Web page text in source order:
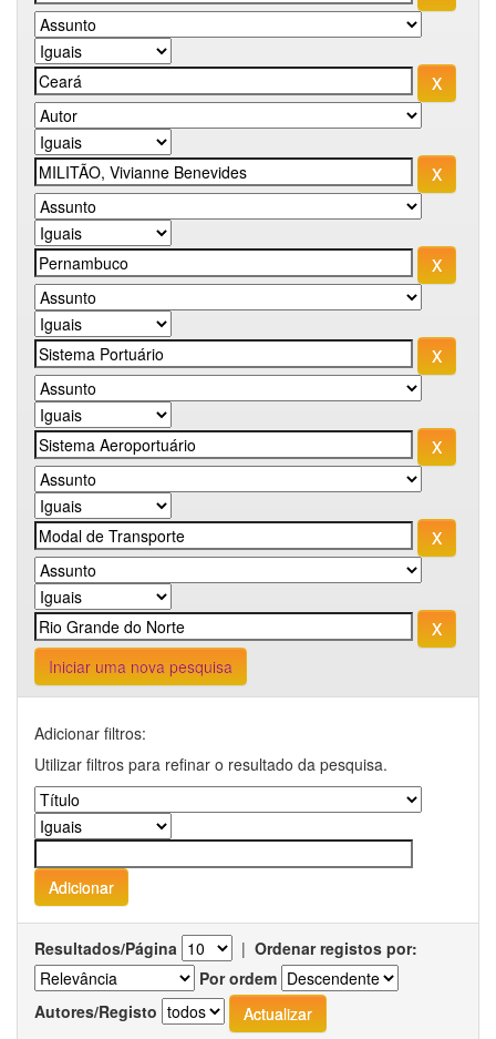
Iniciar uma nova pesquisa
Adicionar filtros:
Utilizar filtros para refinar o resultado da pesquisa.
Resultados/Página | Ordenar registos por:
Por ordem
Autores/Registo